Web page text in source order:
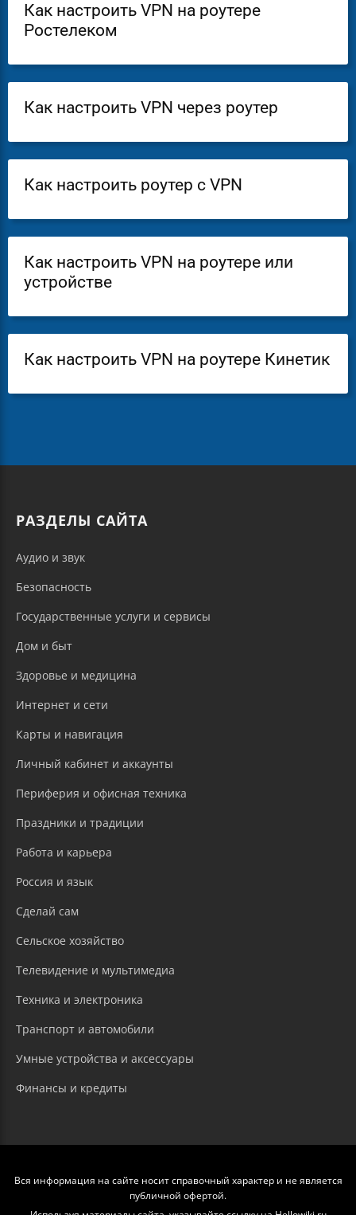
Как настроить VPN на роутере
Ростелеком
Как настроить VPN через роутер
Как настроить роутер с VPN
Как настроить VPN на роутере или
устройстве
Как настроить VPN на роутере Кинетик
РАЗДЕЛЫ САЙТА
Аудио и звук
Безопасность
Государственные услуги и сервисы
Дом и быт
Здоровье и медицина
Интернет и сети
Карты и навигация
Личный кабинет и аккаунты
Периферия и офисная техника
Праздники и традиции
Работа и карьера
Россия и язык
Сделай сам
Сельское хозяйство
Телевидение и мультимедиа
Техника и электроника
Транспорт и автомобили
Умные устройства и аксессуары
Финансы и кредиты
Вся информация на сайте носит справочный характер и не является
публичной офертой.